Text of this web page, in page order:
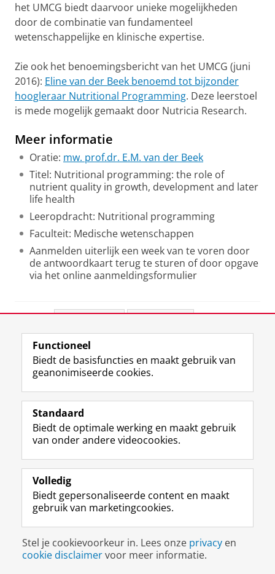
het UMCG biedt daarvoor unieke mogelijkheden
door de combinatie van fundamenteel
wetenschappelijke en klinische expertise.
Zie ook het benoemingsbericht van het UMCG (juni
2016): Eline van der Beek benoemd tot bijzonder
hoogleraar Nutritional Programming. Deze leerstoel
is mede mogelijk gemaakt door Nutricia Research.
Meer informatie
Oratie: mw. prof.dr. E.M. van der Beek
Titel: Nutritional programming: the role of
nutrient quality in growth, development and later
life health
Leeropdracht: Nutritional programming
Faculteit: Medische wetenschappen
Aanmelden uiterlijk een week van te voren door
de antwoordkaart terug te sturen of door opgave
via het online aanmeldingsformulier
View this page in:English
Volg de RUG
F
a
e
b
o
p
a
i
n
a
L
i
k
e
I
-
p
g
i
n
R
S
-
f
e
R
k
s
u
I
n
t
r
m
c
c
o
Y
o
T
e
k
a
a
Studiekiezers
Alumni
Over ons
Disclaimer & Copyright
Inloggen
Functioneel
Biedt de basisfuncties en maakt gebruik van
geanonimiseerde cookies.
Standaard
Biedt de optimale werking en maakt gebruik
van onder andere videocookies.
Volledig
Biedt gepersonaliseerde content en maakt
gebruik van marketingcookies.
Stel je cookievoorkeur in. Lees onze privacy en
cookie disclaimervoor meer informatie.